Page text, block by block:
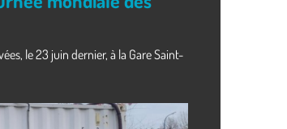
le 23 juin dernier, à la Gare Saint-